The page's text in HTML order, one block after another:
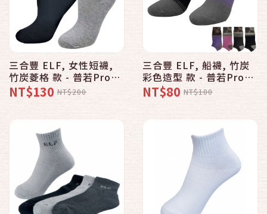
三合豐 ELF, 女性短襪,
竹炭菱格 款 - 普若Pro品
牌好襪子專賣館
NT$130 NT$200
三合豐 ELF, 船襪, 竹炭
彩色造型 款 - 普若Pro品
牌好襪子專賣館
NT$80 NT$100